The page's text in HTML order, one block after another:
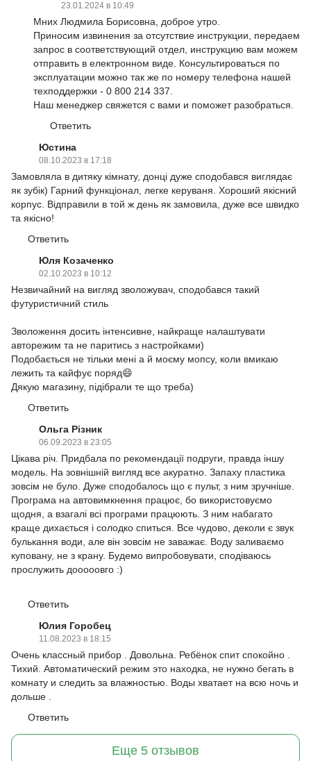
23.01.2024 в 10:49
Мних Людмила Борисовна, доброе утро.
Приносим извинения за отсутствие инструкции, передаем
запрос в соответствующий отдел, инструкцию вам можем
отправить в електронном виде. Консультироваться по
эксплуатации можно так же по номеру телефона нашей
техподдержки - 0 800 214 337.
Наш менеджер свяжется с вами и поможет разобраться.
Ответить
Юстина
08.10.2023 в 17:18
Замовляла в дитяку кімнату, донці дуже сподобався виглядає
як зубік) Гарний функціонал, легке керуваня. Хороший якісний
корпус. Відправили в той ж день як замовила, дуже все швидко
та якісно!
Ответить
Юля Козаченко
02.10.2023 в 10:12
Незвичайний на вигляд зволожувач, сподобався такий
футуристичний стиль
Зволоження досить інтенсивне, найкраще налаштувати
авторежим та не паритись з настройками)
Подобається не тільки мені а й моєму мопсу, коли вмикаю
лежить та кайфує поряд😄
Дякую магазину, підібрали те що треба)
Ответить
Ольга Різник
06.09.2023 в 23:05
Цікава річ. Придбала по рекомендації подруги, правда іншу
модель. На зовнішній вигляд все акуратно. Запаху пластика
зовсім не було. Дуже сподобалось що є пульт, з ним зручніше.
Програма на автовимкнення працює, бо використовуємо
щодня, а взагалі всі програми працюють. З ним набагато
краще дихається і солодко спиться. Все чудово, деколи є звук
булькання води, але він зовсім не заважає. Воду заливаємо
куповану, не з крану. Будемо випробовувати, сподіваюсь
прослужить дооооовго :)
Ответить
Юлия Горобец
11.08.2023 в 18:15
Очень классный прибор . Довольна. Ребёнок спит спокойно .
Тихий. Автоматический режим это находка, не нужно бегать в
комнату и следить за влажностью. Воды хватает на всю ночь и
дольше .
Ответить
Еще 5 отзывов